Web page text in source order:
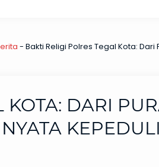
- Bakti Religi Polres Tegal Kota:
KOTA: DARI